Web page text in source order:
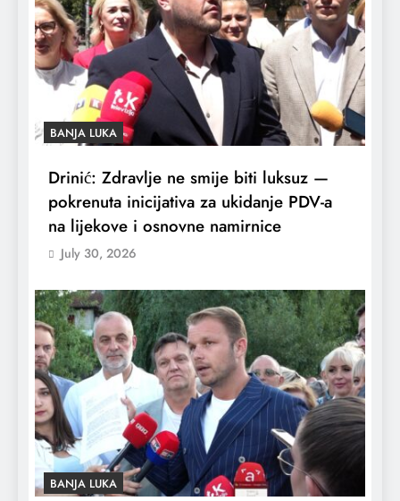
BANJA LUKA
Drinić: Zdravlje ne smije biti luksuz —
pokrenuta inicijativa za ukidanje PDV-a
na lijekove i osnovne namirnice
July 30, 2026
BANJA LUKA